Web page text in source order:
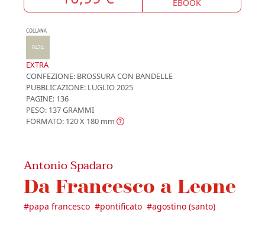
EBOOK
COLLANA
0424
EXTRA
CONFEZIONE: BROSSURA CON BANDELLE
PUBBLICAZIONE: LUGLIO 2025
PAGINE: 136
PESO: 137 GRAMMI
FORMATO: 120 X 180 mm
Antonio Spadaro
Da Francesco a Leone
#papa francesco #pontificato #agostino (santo)